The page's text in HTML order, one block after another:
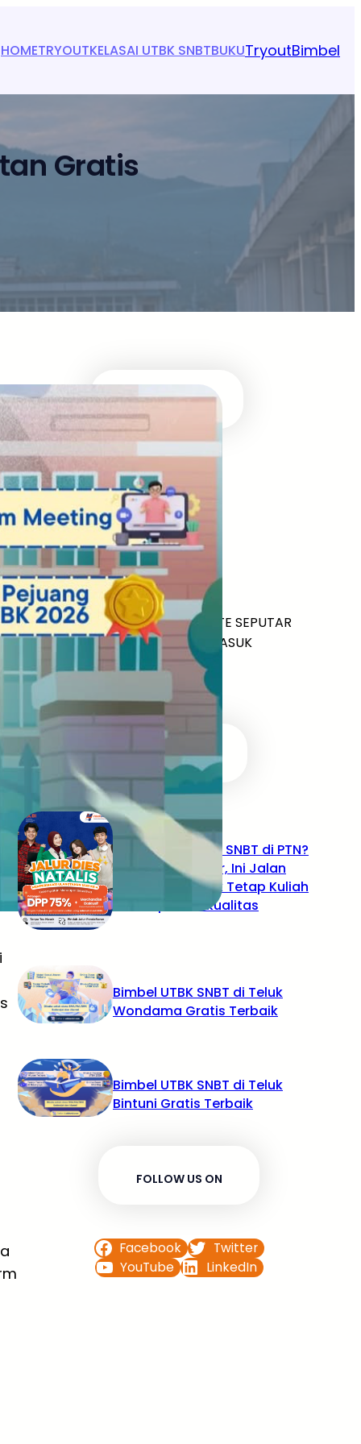
HOMETRYOUTKELASAI UTBK SNBTBUKUTryoutBimbel
Gratis
Masuk Univ Impian
UTBK SNBT
MEDIA INFOMRASI TERUPDATE SEPUTAR
KAMPUS DAN UJIAN MASUK
Facebook Twitter YouTube
RECENT POSTS
Tidak Lolos UTBK SNBT di PTN?
Jangan Khawatir, Ini Jalan
Terbaikmu untuk Tetap Kuliah
di Kampus Berkualitas
Bimbel UTBK SNBT di Teluk
Wondama Gratis Terbaik
Bimbel UTBK SNBT di Teluk
Bintuni Gratis Terbaik
FOLLOW US ON
Facebook
Twitter
YouTube
LinkedIn